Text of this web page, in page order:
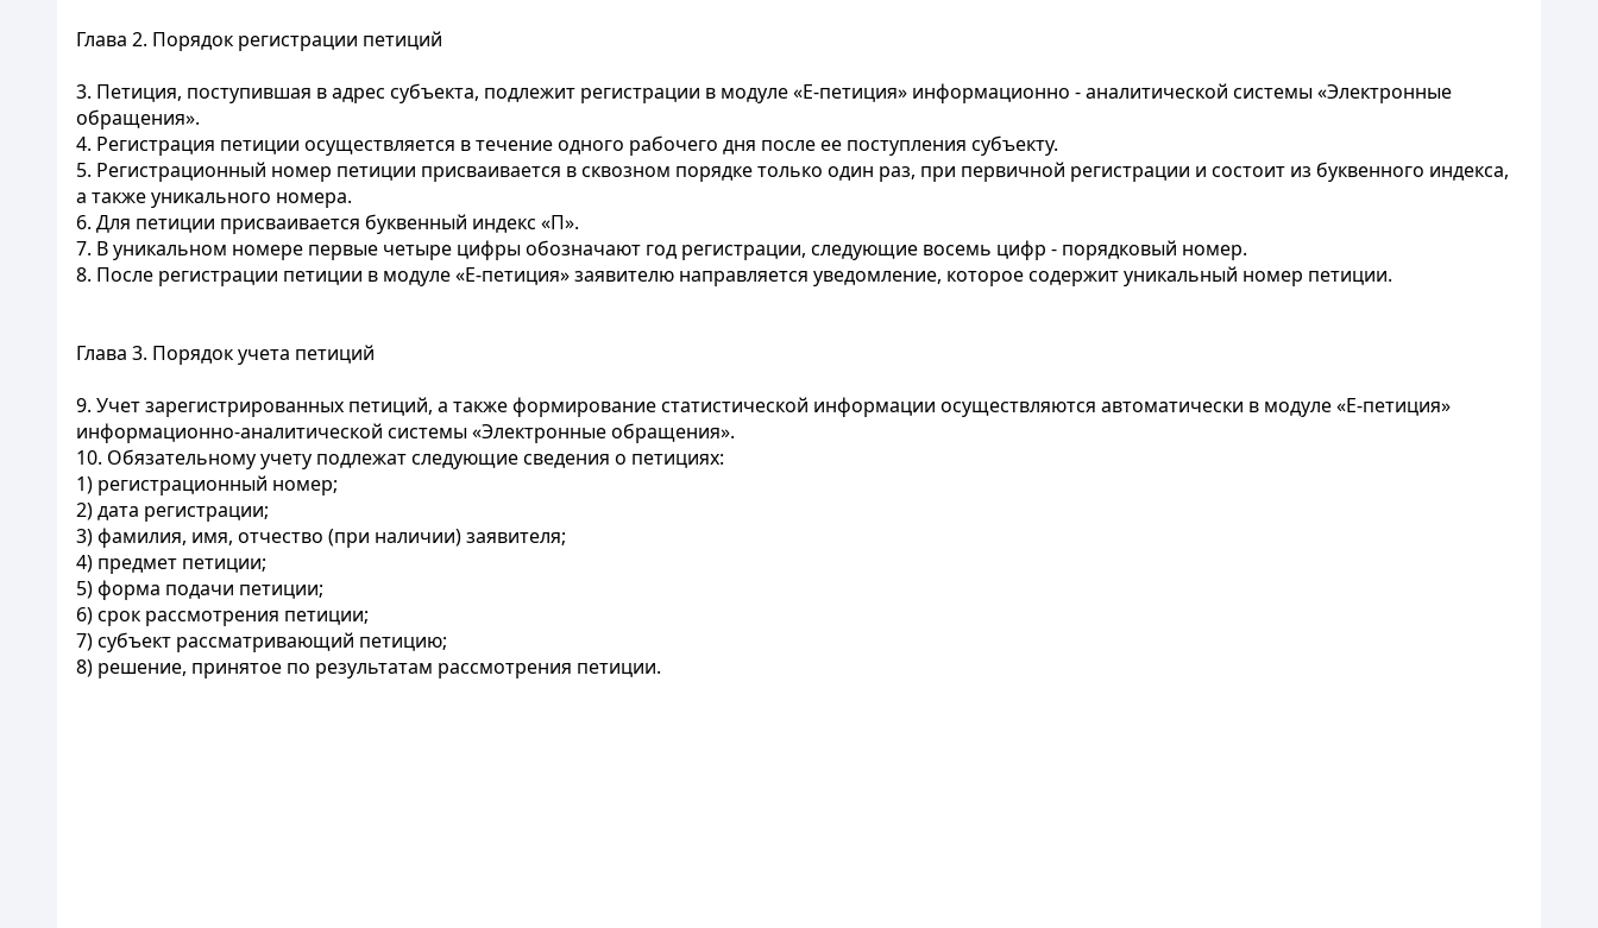
Глава 2. Порядок регистрации петиций
3. Петиция, поступившая в адрес субъекта, подлежит регистрации в модуле «Е-петиция» информационно - аналитической системы «Электронные
обращения».
4. Регистрация петиции осуществляется в течение одного рабочего дня после ее поступления субъекту.
5. Регистрационный номер петиции присваивается в сквозном порядке только один раз, при первичной регистрации и состоит из буквенного индекса,
а также уникального номера.
6. Для петиции присваивается буквенный индекс «П».
7. В уникальном номере первые четыре цифры обозначают год регистрации, следующие восемь цифр - порядковый номер.
8. После регистрации петиции в модуле «Е-петиция» заявителю направляется уведомление, которое содержит уникальный номер петиции.
Глава 3. Порядок учета петиций
9. Учет зарегистрированных петиций, а также формирование статистической информации осуществляются автоматически в модуле «Е-петиция»
информационно-аналитической системы «Электронные обращения».
10. Обязательному учету подлежат следующие сведения о петициях:
1) регистрационный номер;
2) дата регистрации;
3) фамилия, имя, отчество (при наличии) заявителя;
4) предмет петиции;
5) форма подачи петиции;
6) срок рассмотрения петиции;
7) субъект рассматривающий петицию;
8) решение, принятое по результатам рассмотрения петиции.